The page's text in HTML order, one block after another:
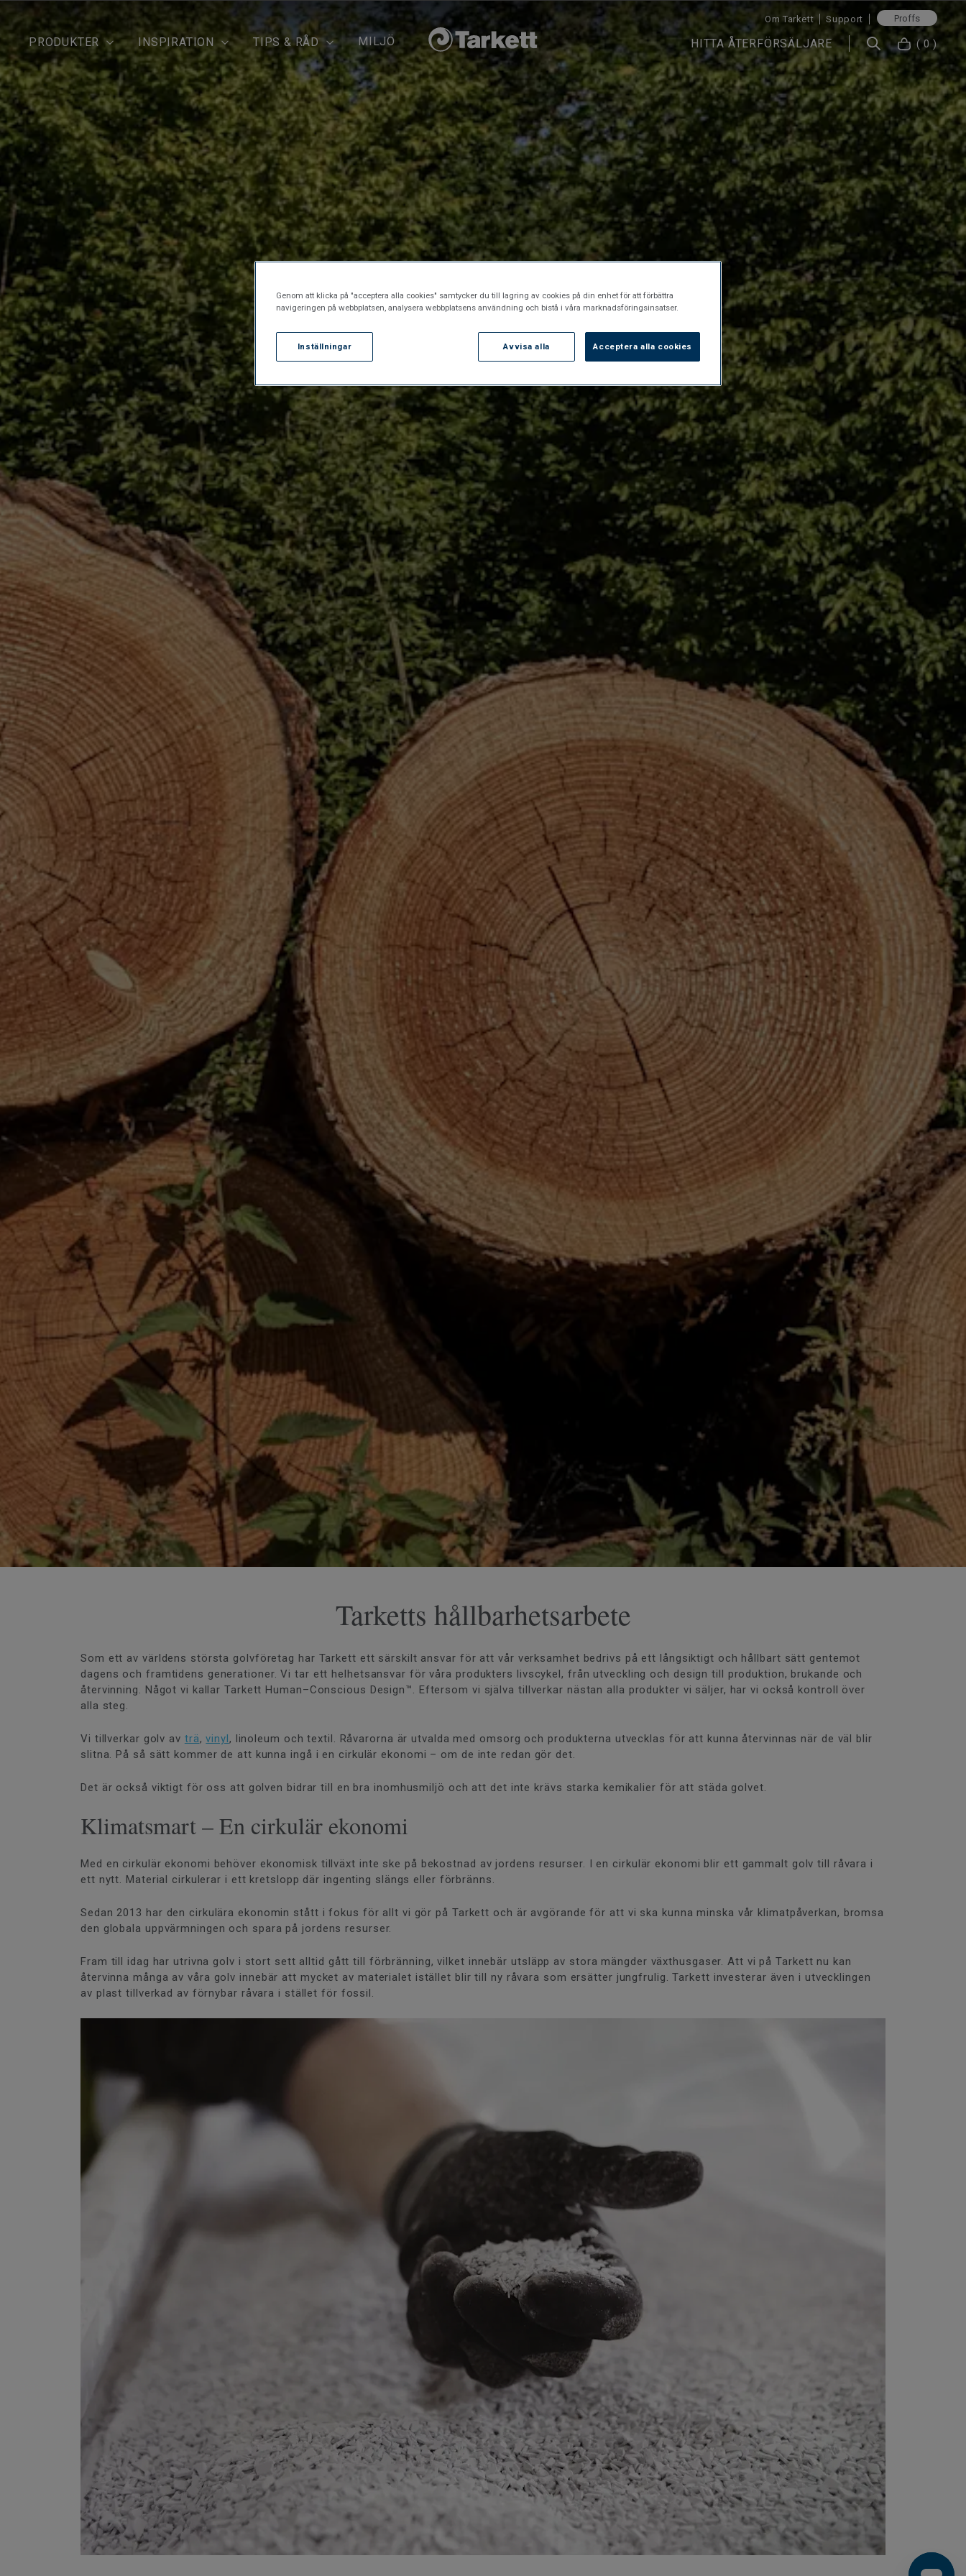
PRODUKTER INSPIRATION TIPS & RÅD MILJÖ
Om Tarkett Support Proffs
HITTA ÅTERFÖRSÄLJARE ( 0 )
Tarketts hållbarhetsarbete
Som ett av världens största golvföretag har Tarkett ett särskilt ansvar för att vår verksamhet bedrivs på ett långsiktigt och hållbart sätt gentemot
dagens och framtidens generationer. Vi tar ett helhetsansvar för våra produkters livscykel, från utveckling och design till produktion, brukande och
återvinning. Något vi kallar Tarkett Human–Conscious Design™. Eftersom vi själva tillverkar nästan alla produkter vi säljer, har vi också kontroll över
alla steg.
Vi tillverkar golv av trä,vinyl, linoleum och textil. Råvarorna är utvalda med omsorg och produkterna utvecklas för att kunna återvinnas när de väl blir
slitna. På så sätt kommer de att kunna ingå i en cirkulär ekonomi – om de inte redan gör det.
Det är också viktigt för oss att golven bidrar till en bra inomhusmiljö och att det inte krävs starka kemikalier för att städa golvet.
Klimatsmart – En cirkulär ekonomi
Med en cirkulär ekonomi behöver ekonomisk tillväxt inte ske på bekostnad av jordens resurser. I en cirkulär ekonomi blir ett gammalt golv till råvara i
ett nytt. Material cirkulerar i ett kretslopp där ingenting slängs eller förbränns.
Sedan 2013 har den cirkulära ekonomin stått i fokus för allt vi gör på Tarkett och är avgörande för att vi ska kunna minska vår klimatpåverkan, bromsa
den globala uppvärmningen och spara på jordens resurser.
Fram till idag har utrivna golv i stort sett alltid gått till förbränning, vilket innebär utsläpp av stora mängder växthusgaser. Att vi på Tarkett nu kan
återvinna många av våra golv innebär att mycket av materialet istället blir till ny råvara som ersätter jungfrulig. Tarkett investerar även i utvecklingen
av plast tillverkad av förnybar råvara i stället för fossil.
Genom att klicka på "acceptera alla cookies" samtycker du till lagring av cookies på din enhet för att förbättra
navigeringen på webbplatsen, analysera webbplatsens användning och bistå i våra marknadsföringsinsatser.
Avvisa alla Acceptera alla cookies
Inställningar